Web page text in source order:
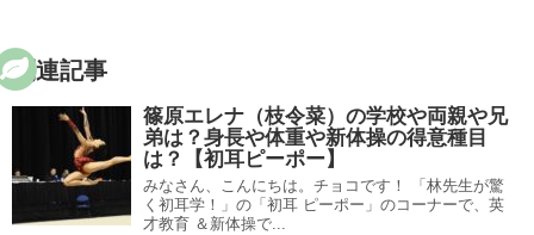
関連記事
篠原エレナ（枝令菜）の学校や両親や兄
弟は？身長や体重や新体操の得意種目
は？【初耳ピーポー】
みなさん、こんにちは。チョコです！ 「林先生が驚
く初耳学！」の「初耳 ピーポー」のコーナーで、英
才教育 ＆新体操で...